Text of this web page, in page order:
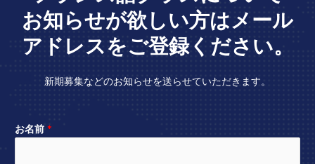
お知らせが欲しい方はメール
アドレスをご登録ください。
新期募集などのお知らせを送らせていただきます。
お名前 *